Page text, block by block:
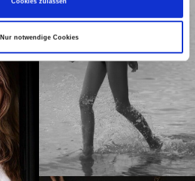
Cookies zulassen
Nur notwendige Cookies